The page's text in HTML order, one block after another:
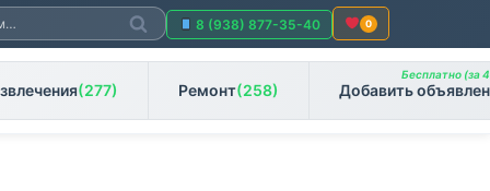
Поиск
8 (938) 877-35-40 0
(277) Ремонт(258) Добавить
Бесплатно (за